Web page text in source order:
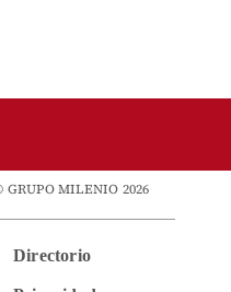
GRUPO MILENIO 2026
Directorio